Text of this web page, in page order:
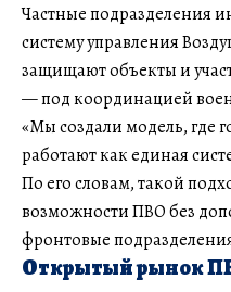
Частные подразделения
систему управления
защищают объекты и
— под координацией
«Мы создали модель, где
работают как единая
По его словам, такой
возможности ПВО без
фронтовые
Открытый рынок